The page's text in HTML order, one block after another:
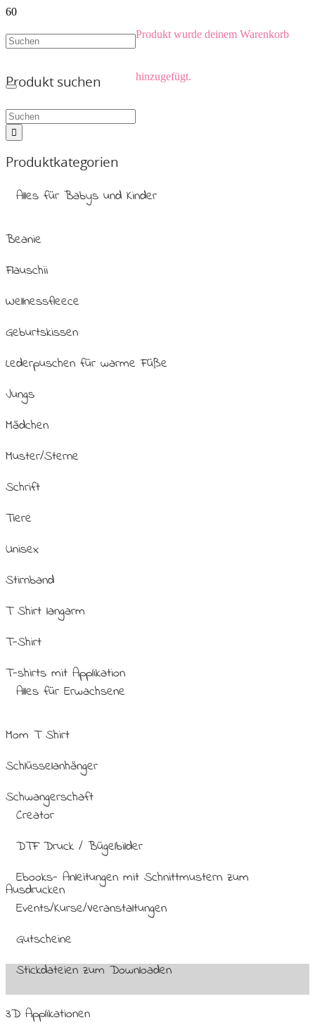
Produkt wurde deinem Warenkorb
hinzugefügt.
Produkt suchen
Produktkategorien
Alles für Babys und Kinder
Beanie
Flauschii
Wellnessfleece
Geburtskissen
Lederpuschen für warme Füße
Jungs
Mädchen
Muster/Sterne
Schrift
Tiere
Unisex
Stirnband
T Shirt langarm
T-Shirt
T-shirts mit Applikation
Alles für Erwachsene
Mom T Shirt
Schlüsselanhänger
Schwangerschaft
Creator
DTF Druck / Bügelbilder
Ebooks- Anleitungen mit Schnittmustern zum
Ausdrucken
Events/Kurse/Veranstaltungen
Gutscheine
Stickdateien zum Downloaden
3D Applikationen